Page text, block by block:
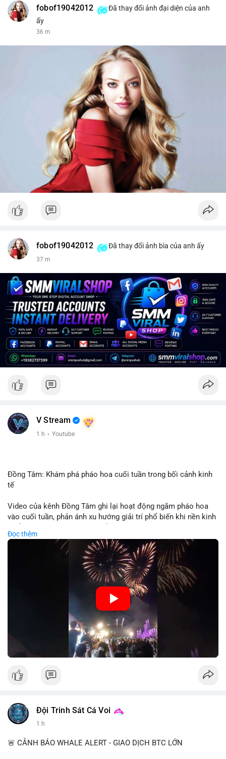
fobof19042012
Đã thay đổi ảnh đại diện của anh
ấy
36 m
fobof19042012 Đã thay đổi ảnh bìa của anh ấy
37 m
V Stream
1 h · Youtube
Đồng Tâm: Khám phá pháo hoa cuối tuần trong bối cảnh kinh
tế
Video của kênh Đồng Tâm ghi lại hoạt động ngắm pháo hoa
vào cuối tuần, phản ánh xu hướng giải trí phổ biến khi nền kinh
trải nghiệm hơn là đầu tư vào tài sản vật chất. Trong bối cảnh
lãi suất ổn định và thị trường crypto ổn định, hoạt động giải trí
như vậy thường tăng trưởng khi người dân có khả năng chi
tiêu. Tuy nhiên, sự ưu tiên giải trí có thể ảnh hưởng đến tỷ lệ
tiết kiệm hoặc đầu tư vào crypto nếu người tiêu dùng chuyển
🎥 Xem video trực tiếp tại:
Nguồn: Đồng Tâm
Đọc thêm
Đội Trinh Sát Cá Voi
1 h
🚨 CẢNH BÁO WHALE ALERT - GIAO DỊCH BTC LỚN